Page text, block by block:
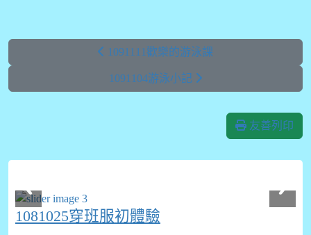
1091111歡樂的游泳課
1091104游泳小記
友善列印
1081025穿班服初體驗